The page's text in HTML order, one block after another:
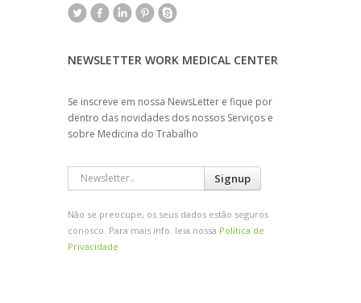
NEWSLETTER WORK MEDICAL CENTER
Se inscreve em nossa NewsLetter e fique por
dentro das novidades dos nossos Serviços e
sobre Medicina do Trabalho
Signup
Não se preocupe, os seus dados estão seguros
conosco. Para mais info. leia nossa Política de
Privacidade